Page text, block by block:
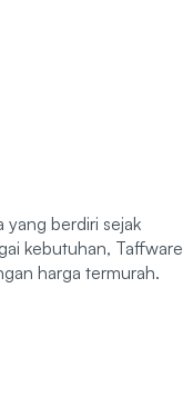
yang berdiri sejak
kebutuhan, Taffware
harga termurah.